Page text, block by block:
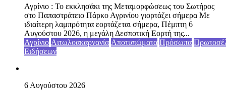
Αγρίνιο : Το εκκλησάκι της Μεταμορφώσεως του Σωτήρος
στο Παπαστράτειο Πάρκο Αγρινίου γιορτάζει σήμερα Με
ιδιαίτερη λαμπρότητα εορτάζεται σήμερα, Πέμπτη 6
Αυγούστου 2026, η μεγάλη Δεσποτική Εορτή της...
Αγρίνιο Αιτωλοακαρνανία Αποτυπώματα Πρόσωπα
Ειδήσεων
6 Αυγούστου 2026